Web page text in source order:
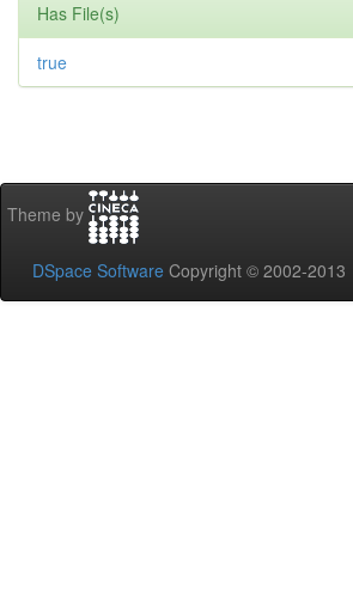
Has File(s)
true
Theme by
DSpace Software Copyright © 2002-2013